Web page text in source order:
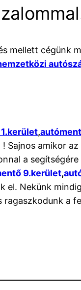
mellett cégünk
,
Sajnos amikor az
a
9.kerület,
el. Nekünk
a